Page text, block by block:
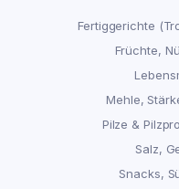
Fertiggerichte
Früchte,
Mehle,
Pilze &
Salz,
Snacks,